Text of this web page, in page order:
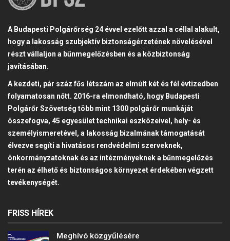
A Budapesti Polgárőrség 24 évvel ezelőtt azzal a céllal alakult,
hogy a lakosság szubjektív biztonságérzetének növelésével
részt vállaljon a bűnmegelőzésben és a közbiztonság
javításában.
A kezdeti, pár száz fős létszám az elmúlt két és fél évtizedben
folyamatosan nőtt. 2016-ra elmondható, hogy Budapesti
Polgárőr Szövetség több mint 1300 polgárőr munkáját
összefogva, 45 egyesület technikai eszközeivel, hely- és
személyismeretével, a lakosság bizalmának támogatását
élvezve segíti a hivatásos rendvédelmi szerveknek,
önkormányzatoknak és az intézményeknek a bűnmegelőzés
terén az élhető és biztonságos környezet érdekében végzett
tevékenységét.
FRISS HÍREK
Meghívó közgyűlésére